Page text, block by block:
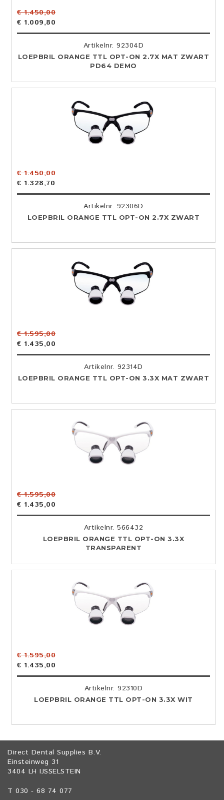
€ 1.450,00
€ 1.009,80
Artikelnr. 92304D
LOEPBRIL ORANGE TTL OPT-ON 2.7X MAT ZWART
PD64 DEMO
€ 1.450,00
€ 1.328,70
Artikelnr. 92306D
LOEPBRIL ORANGE TTL OPT-ON 2.7X ZWART
€ 1.595,00
€ 1.435,00
Artikelnr. 92314D
LOEPBRIL ORANGE TTL OPT-ON 3.3X MAT ZWART
€ 1.595,00
€ 1.435,00
Artikelnr. 566432
LOEPBRIL ORANGE TTL OPT-ON 3.3X
TRANSPARENT
€ 1.595,00
€ 1.435,00
Artikelnr. 92310D
LOEPBRIL ORANGE TTL OPT-ON 3.3X WIT
Direct Dental Supplies B.V.
Einsteinweg 31
3404 LH IJSSELSTEIN
T 030 - 68 74 077